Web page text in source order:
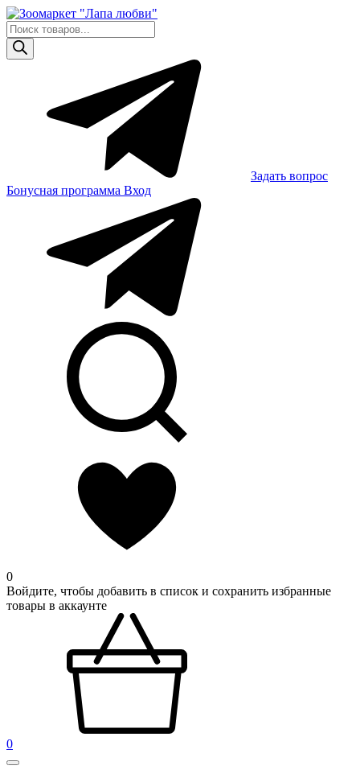
Skip
to
content
Поиск
товаров
Задать вопрос
Бонусная программа Вход
0
Войдите, чтобы добавить в список и сохранить избранные
товары в аккаунте
0